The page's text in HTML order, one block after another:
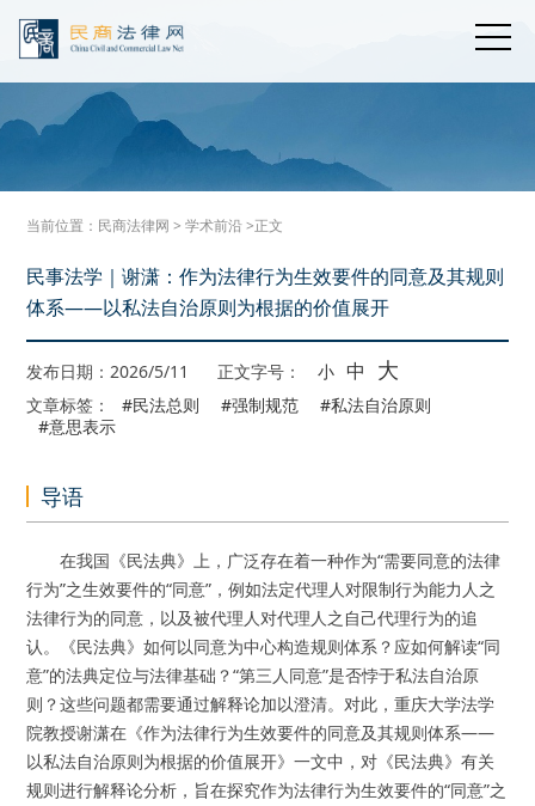
当前位置： 民商法律网 >学术前沿>正文
民事法学｜谢潇：作为法律行为生效要件的同意及其规则
体系——以私法自治原则为根据的价值展开
发布日期：2026/5/11 正文字号： 小 中 大
文章标签： #民法总则 #强制规范
#私法自治原则
#意思表示
导语
在我国《民法典》上，广泛存在着一种作为“需要同意的法律
行为”之生效要件的“同意”，例如法定代理人对限制行为能力人之
法律行为的同意，以及被代理人对代理人之自己代理行为的追
认。《民法典》如何以同意为中心构造规则体系？应如何解读“同
意”的法典定位与法律基础？“第三人同意”是否悖于私法自治原
则？这些问题都需要通过解释论加以澄清。对此，重庆大学法学
院教授谢潇在《作为法律行为生效要件的同意及其规则体系——
以私法自治原则为根据的价值展开》一文中，对《民法典》有关
规则进行解释论分析，旨在探究作为法律行为生效要件的“同意”之